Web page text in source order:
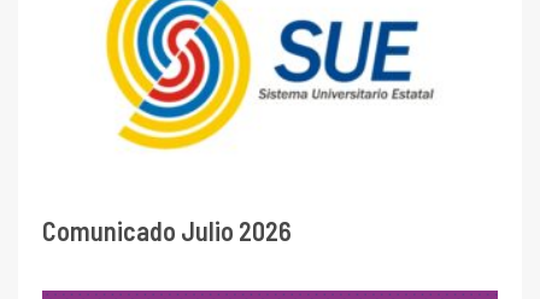
Comunicado Julio 2026